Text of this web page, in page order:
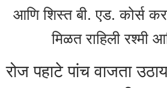
आणि शिस्त बी. एड. कोर्स
मिळत राहिली रश्मी
रोज पहाटे पांच वाजता